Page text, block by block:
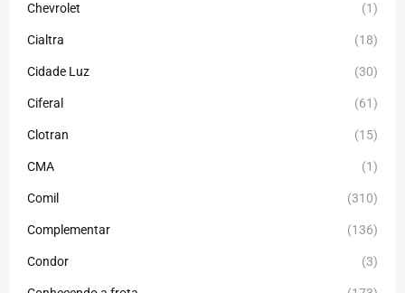
Chevrolet (1)
Cialtra (18)
Cidade Luz (30)
Ciferal (61)
Clotran (15)
CMA (1)
Comil (310)
Complementar (136)
Condor (3)